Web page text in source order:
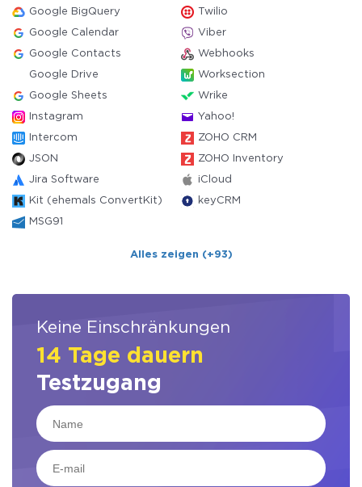
Google BigQuery Twilio
Google Calendar Viber
Google Contacts Webhooks
Google Drive Worksection
Google Sheets Wrike
Instagram Yahoo!
Intercom ZOHO CRM
JSON ZOHO Inventory
Jira Software iCloud
Kit (ehemals ConvertKit) keyCRM
MSG91
Alles zeigen (+93)
Keine Einschränkungen
14 Tage dauern
Testzugang